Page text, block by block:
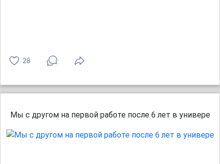
28
Мы с другом на первой работе после 6 лет в универе